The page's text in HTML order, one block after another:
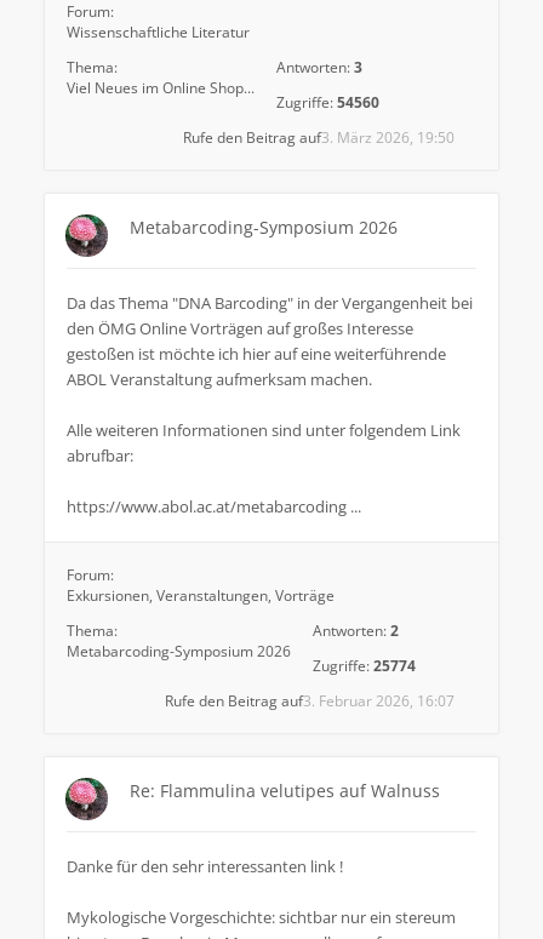
Forum:
Wissenschaftliche Literatur
Thema:
Viel Neues im Online Shop...
Antworten:3
Zugriffe:54560
3. März 2026, 19:50
Rufe den Beitrag auf
Metabarcoding-Symposium 2026
Da das Thema "DNA Barcoding" in der Vergangenheit bei
den ÖMG Online Vorträgen auf großes Interesse
gestoßen ist möchte ich hier auf eine weiterführende
ABOL Veranstaltung aufmerksam machen.
Alle weiteren Informationen sind unter folgendem Link
abrufbar:
https://www.abol.ac.at/metabarcoding ...
Forum:
Exkursionen, Veranstaltungen, Vorträge
Thema:
Metabarcoding-Symposium 2026
Antworten:2
Zugriffe:25774
3. Februar 2026, 16:07
Rufe den Beitrag auf
Re: Flammulina velutipes auf Walnuss
Danke für den sehr interessanten link !
Mykologische Vorgeschichte: sichtbar nur ein stereum